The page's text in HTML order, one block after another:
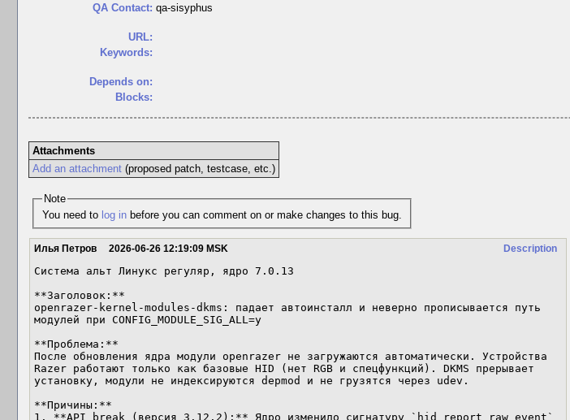
QA Contact: qa-sisyphus
URL:
Keywords:
Depends on:
Blocks:
Attachments
Add an attachment(proposed patch, testcase, etc.)
Note
You need to log in before you can comment on or make changes to this bug.
Description
Илья Петров 2026-06-26 12:19:09 MSK
Система альт Линукс регуляр, ядро 7.0.13
**Заголовок:**
openrazer-kernel-modules-dkms: падает автоинсталл и неверно прописывается путь
модулей при CONFIG_MODULE_SIG_ALL=y
**Проблема:**
После обновления ядра модули openrazer не загружаются автоматически. Устройства
Razer работают только как базовые HID (нет RGB и спецфункций). DKMS прерывает
установку, модули не индексируются depmod и не грузятся через udev.
**Причины:**
1. **API break (версия 3.12.2):** Ядро изменило сигнатуру `hid_report_raw_event`